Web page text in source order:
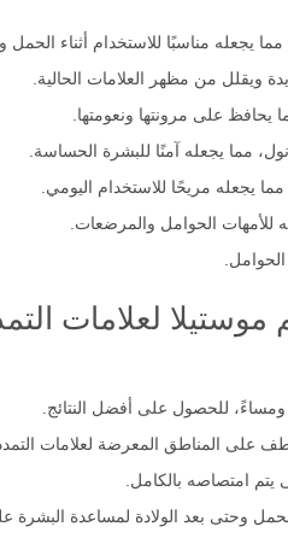
يجعله مناسبًا للاستخدام أثناء الحمل
ويقلل من مظهر العلامات الحالية.
يحافظ على مرونتها ونعومتها.
مما يجعله آمنًا للبشرة الحساسة.
يجعله مريحًا للاستخدام اليومي.
للأمهات الحوامل والمرضعات.
لعلامات
ومساءً، للحصول على أفضل النتائج.
على المناطق المعرضة لعلامات
يتم امتصاصه بالكامل.
وحتى بعد الولادة لمساعدة البشرة